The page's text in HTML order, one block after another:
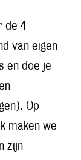
de 4
van eigen
en doe je
Op
maken we
zijn